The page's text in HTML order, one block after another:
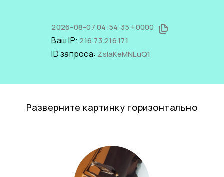
2026-08-07 04:54:35 +0000
Ваш IP:216.73.216.171
ID запроса: ZsIaKeMNLuQ1
Разверните картинку горизонтально